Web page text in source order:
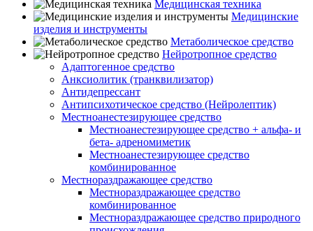
Медицинская техника
Медицинские
изделия и инструменты
Метаболическое средство
Нейротропное средство
Адаптогенное средство
Анксиолитик (транквилизатор)
Антидепрессант
Антипсихотическое средство (Нейролептик)
Местноанестезирующее средство
Местноанестезирующее средство + альфа- и
бета- адреномиметик
Местноанестезирующее средство
комбинированное
Местнораздражающее средство
Местнораздражающее средство
комбинированное
Местнораздражающее средство природного